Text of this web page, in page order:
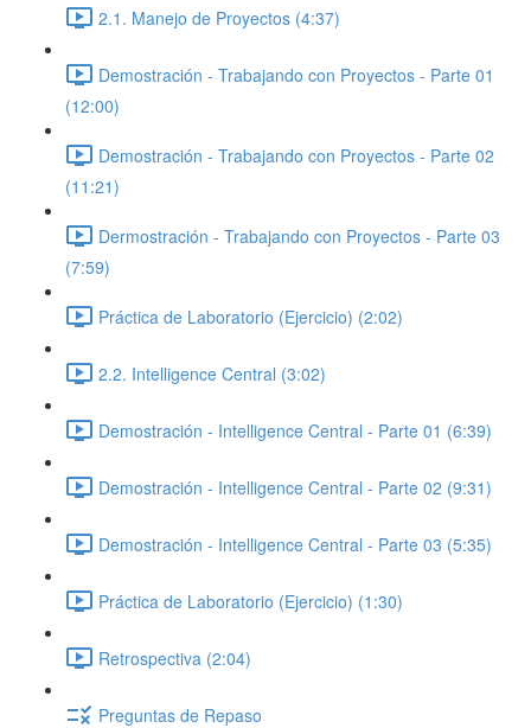
2.1. Manejo de Proyectos (4:37)
Demostración - Trabajando con Proyectos - Parte 01
(12:00)
Demostración - Trabajando con Proyectos - Parte 02
(11:21)
Dermostración - Trabajando con Proyectos - Parte 03
(7:59)
Práctica de Laboratorio (Ejercicio) (2:02)
2.2. Intelligence Central (3:02)
Demostración - Intelligence Central - Parte 01 (6:39)
Demostración - Intelligence Central - Parte 02 (9:31)
Demostración - Intelligence Central - Parte 03 (5:35)
Práctica de Laboratorio (Ejercicio) (1:30)
Retrospectiva (2:04)
Preguntas de Repaso